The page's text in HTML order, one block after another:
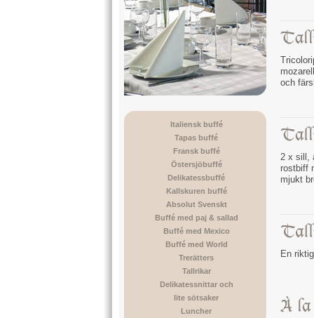
Italiensk buffé
Tapas buffé
Fransk buffé
Östersjöbuffé
Delikatessbuffé
Kallskuren buffé
Absolut Svenskt
Buffé med paj & sallad
Buffé med Mexico
Buffé med World
Trerätters
Tallrikar
Delikatessnittar och
lite sötsaker
Luncher
och
2 x sill,
rostbiff
mjukt
En